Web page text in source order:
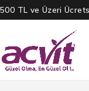
500 TL ve Üzeri